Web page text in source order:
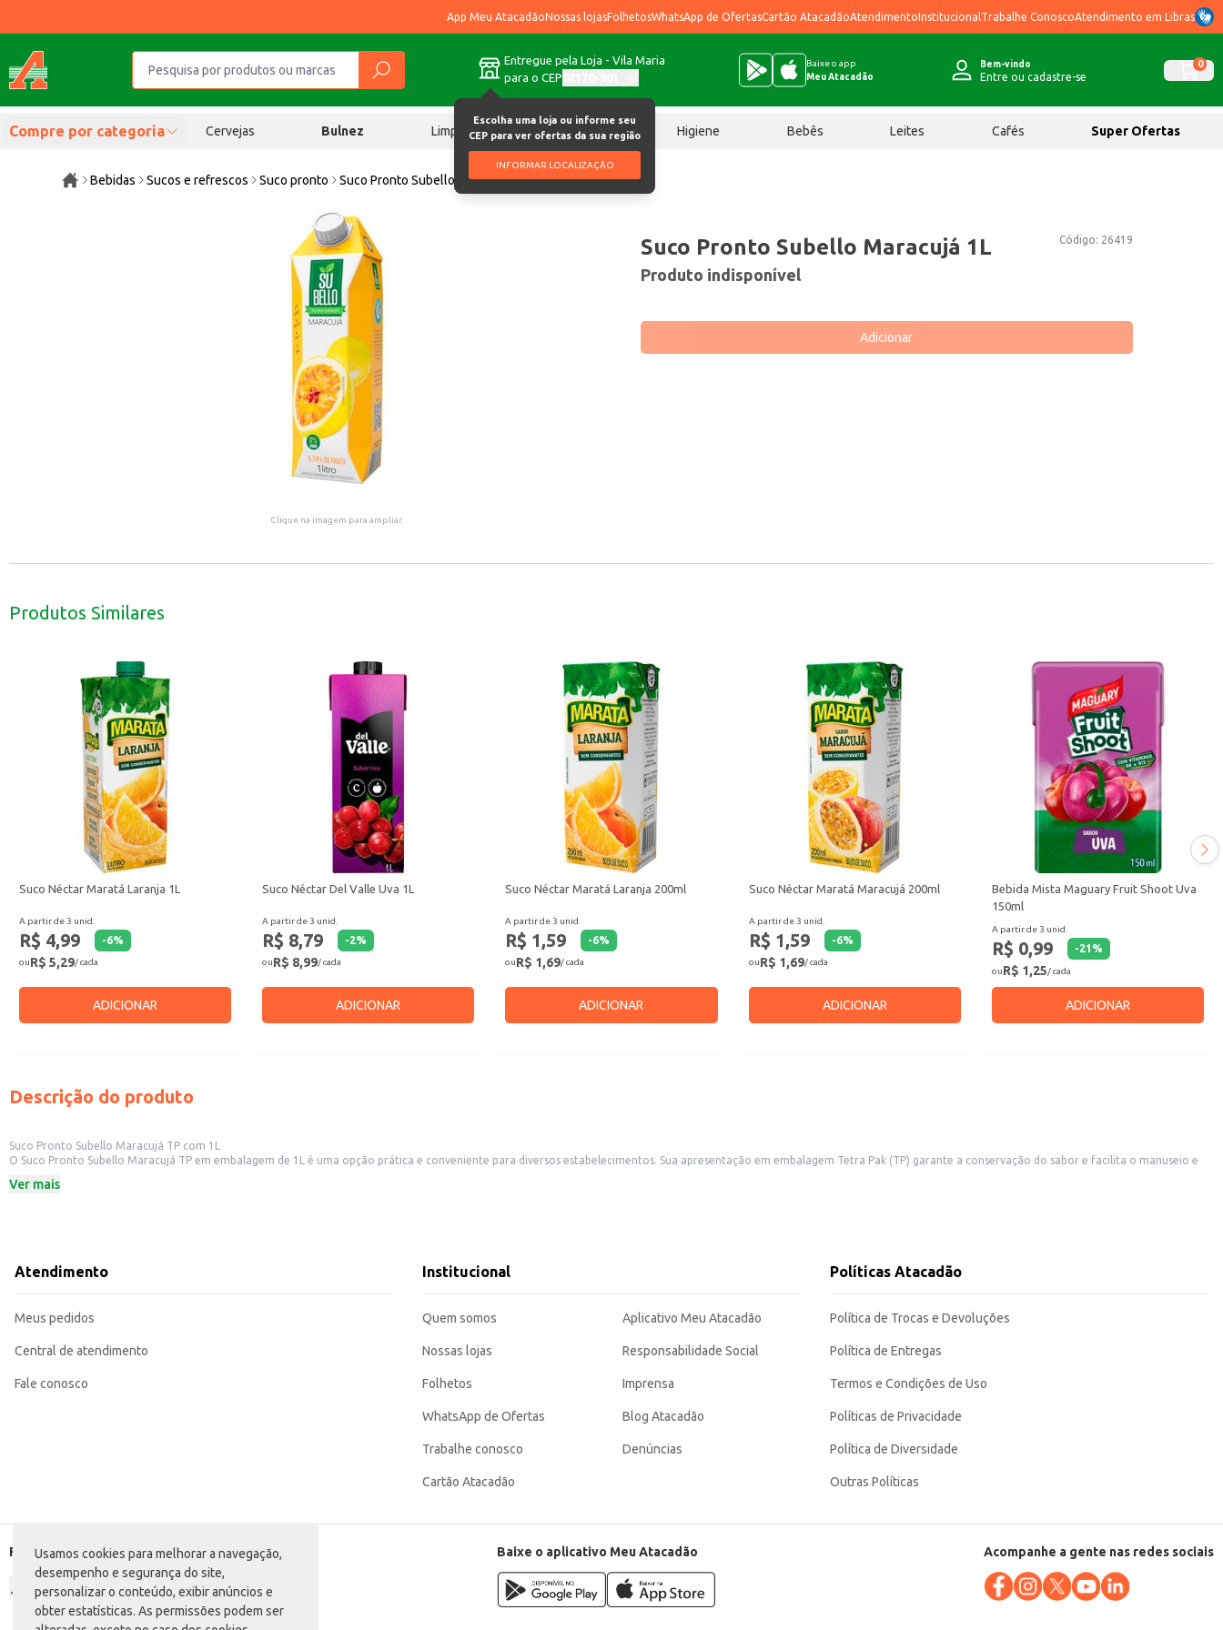
Usamos cookies para melhorar a navegação,
desempenho e segurança do site,
personalizar o conteúdo, exibir anúncios e
obter estatísticas. As permissões podem ser
App Meu AtacadãoNossas lojasFolhetosWhatsApp de OfertasCartão AtacadãoAtendimentoInstitucional Trabalhe ConoscoAtendimento em Libras
Entregue pela Loja - Vila Maria
para o CEP
Escolha uma loja ou informe seu
CEP para ver ofertas da sua região
INFORMAR LOCALIZAÇÃO
Baixe o app
Meu Atacadão
Bem-vindo
Entre ou cadastre-se
0
Compre por categoria Cervejas Bulnez Limpeza Chocolates Higiene Bebês Leites Cafés Super Ofertas
Bebidas Sucos e refrescos Suco pronto Suco Pronto Subello Maracujá 1L
Clique na imagem para ampliar.
Código: 26419
Suco Pronto Subello Maracujá 1L
Produto indisponível
Adicionar
Produtos Similares
Suco Néctar Maratá Laranja 1L
A partir de 3 unid.
R$ 4,99 -6%
ouR$ 5,29/ cada
ADICIONAR
Suco Néctar Del Valle Uva 1L
A partir de 3 unid.
R$ 8,79 -2%
ouR$ 8,99/ cada
ADICIONAR
Suco Néctar Maratá Laranja 200ml
A partir de 3 unid.
R$ 1,59 -6%
ouR$ 1,69/ cada
ADICIONAR
Suco Néctar Maratá Maracujá 200ml
A partir de 3 unid.
R$ 1,59 -6%
ouR$ 1,69/ cada
ADICIONAR
Bebida Mista Maguary Fruit Shoot Uva
150ml
A partir de 3 unid.
R$ 0,99 -21 %
ouR$ 1,25/ cada
ADICIONAR
Descrição do produto
Suco Pronto Subello Maracujá TP com 1L
O Suco Pronto Subello Maracujá TP em embalagem de 1L é uma opção prática e conveniente para diversos estabelecimentos. Sua apresentação em embalagem Tetra Pak (TP) garante a conservação do sabor e facilita o manuseio e
Dicas de uso:
O Suco Pronto Subello Maracujá TP oferece uma opção saborosa e de fácil consumo, atendendo às necessidades de diversos públicos, desde consumidores finais até estabelecimentos comerciais que buscam praticidade e qualidade em
suas bebidas.
Marca: Subello
Categoria: Suco pronto
EAN: 7898994686392
Ver mais
Atendimento
Meus pedidos
Central de atendimento
Fale conosco
Institucional
Quem somos
Nossas lojas
Folhetos
WhatsApp de Ofertas
Trabalhe conosco
Cartão Atacadão
Aplicativo Meu Atacadão
Responsabilidade Social
Imprensa
Blog Atacadão
Denúncias
Políticas Atacadão
Política de Trocas e Devoluções
Política de Entregas
Termos e Condições de Uso
Políticas de Privacidade
Política de Diversidade
Outras Políticas
Formas de pagamento Baixe o aplicativo Meu Atacadão Acompanhe a gente nas redes sociais